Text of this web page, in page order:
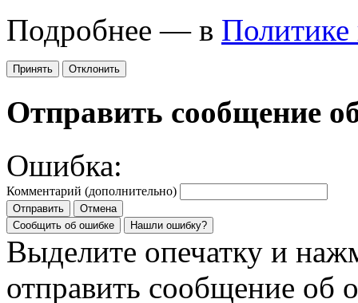
Подробнее — в Политике
Принять Отклонить
Отправить сообщение
Ошибка:
Комментарий (дополнительно)
Отправить
Отмена
Сообщить об ошибке
Нашли ошибку?
Выделите опечатку и
отправить сообщение об